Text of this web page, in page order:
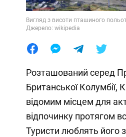
Вигляд з висоти пташиного
Джерело: wikipedia
Розташований серед
Британської Колумбії,
відомим місцем для
відпочинку протягом
Туристи люблять його